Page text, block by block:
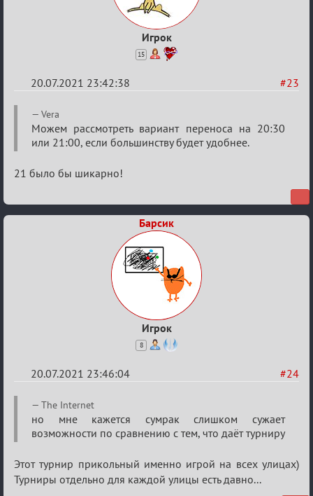
Игрок
15
#23
20.07.2021 23:42:38
Re:
Обуждение
«Universal»
Vera
Можем рассмотреть вариант переноса на 20:30
или 21:00, если большинству будет удобнее.
21 было бы шикарно!
Барсик
Игрок
8
#24
20.07.2021 23:46:04
Re:
Обуждение
«Universal»
The Internet
но мне кажется сумрак слишком сужает
возможности по сравнению с тем, что даёт турниру
Этот турнир прикольный именно игрой на всех улицах)
Турниры отдельно для каждой улицы есть давно...